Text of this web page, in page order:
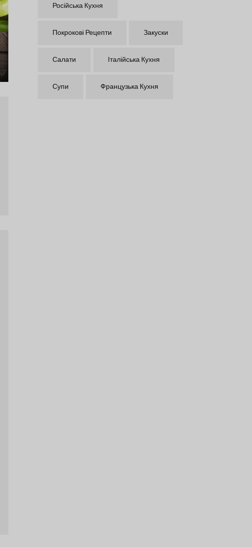
Російська Кухня
Покрокові Рецепти Закуски
Салати Італійська Кухня
Супи Французька Кухня